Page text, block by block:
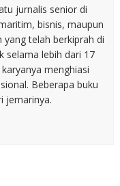
jurnalis senior di
bisnis, maupun
telah berkiprah di
selama lebih dari 17
menghiasi
Beberapa buku
jemarinya.